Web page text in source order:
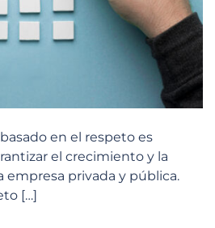
en el respeto es
el crecimiento y la
privada y pública.
[…]